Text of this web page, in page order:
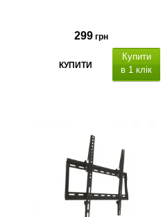
299 грн
КУПИТИ
Купити
в 1 клік
±20°; кут повороту ±30°